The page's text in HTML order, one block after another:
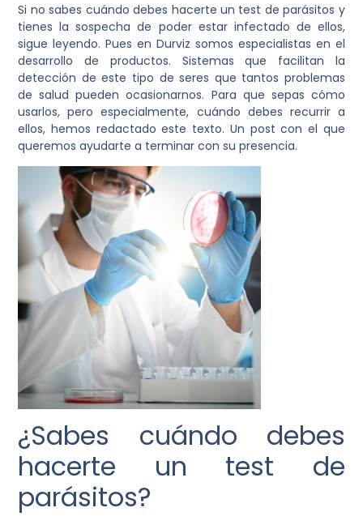
Si no sabes cuándo debes hacerte un test de parásitos y
tienes la sospecha de poder estar infectado de ellos,
sigue leyendo. Pues en Durviz somos especialistas en el
desarrollo de productos. Sistemas que facilitan la
detección de este tipo de seres que tantos problemas
de salud pueden ocasionarnos. Para que sepas cómo
usarlos, pero especialmente, cuándo debes recurrir a
ellos, hemos redactado este texto. Un post con el que
queremos ayudarte a terminar con su presencia.
¿Sabes cuándo debes
hacerte un test de
parásitos?